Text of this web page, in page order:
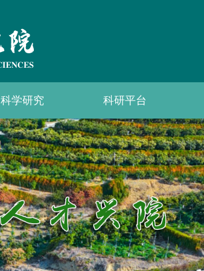
科学研究 科研平台